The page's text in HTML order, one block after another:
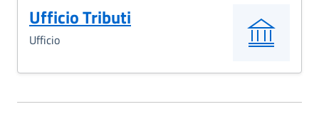
Ufficio Tributi
Ufficio